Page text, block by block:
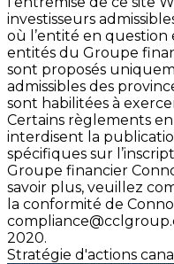
investisseurs
où l’entité en question
entités du Groupe
sont proposés
admissibles des
sont habilitées à
Certains règlements
interdisent la
spécifiques sur
Groupe financier
savoir plus, veuillez
la conformité de
2020.
Stratégie d'actions